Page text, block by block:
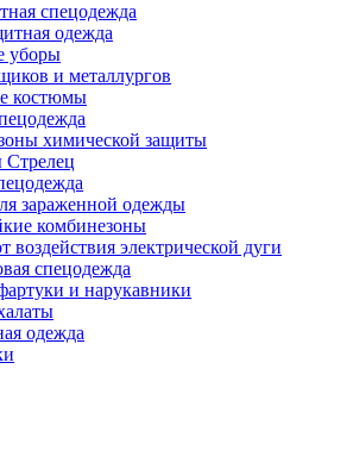
спецодежда
одежда
уборы
и металлургов
костюмы
химической защиты
зараженной одежды
комбинезоны
воздействия электрической дуги
спецодежда
и нарукавники
одежда